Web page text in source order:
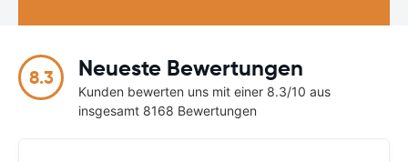
8.3 Neueste Bewertungen
Kunden bewerten uns mit einer 8.3/10 aus
insgesamt 8168 Bewertungen